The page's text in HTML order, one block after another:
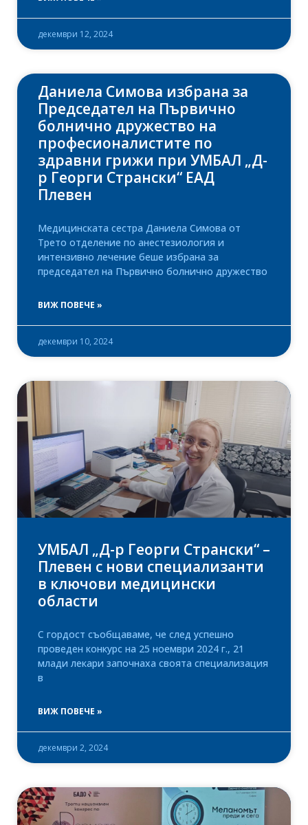
декември 12, 2024
Даниела Симова избрана за
Председател на Първично
болнично дружество на
професионалистите по
здравни грижи при УМБАЛ „Д-
р Георги Странски“ ЕАД
Плевен
Медицинската сестра Даниела Симова от
Трето отделение по анестезиология и
интензивно лечение беше избрана за
председател на Първично болнично дружество
ВИЖ ПОВЕЧЕ »
декември 10, 2024
УМБАЛ „Д-р Георги Странски“ –
Плевен с нови специализанти
в ключови медицински
области
С гордост съобщаваме, че след успешно
проведен конкурс на 25 ноември 2024 г., 21
млади лекари започнаха своята специализация
в
ВИЖ ПОВЕЧЕ »
декември 2, 2024